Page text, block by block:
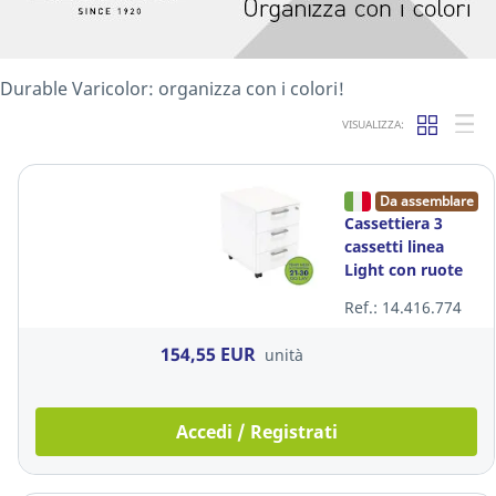
Durable Varicolor: organizza con i colori!
VISUALIZZA:
Da assemblare
Cassettiera 3
cassetti linea
Light con ruote
bianco
Ref.: 14.416.774
154,55 EUR unità
Accedi / Registrati